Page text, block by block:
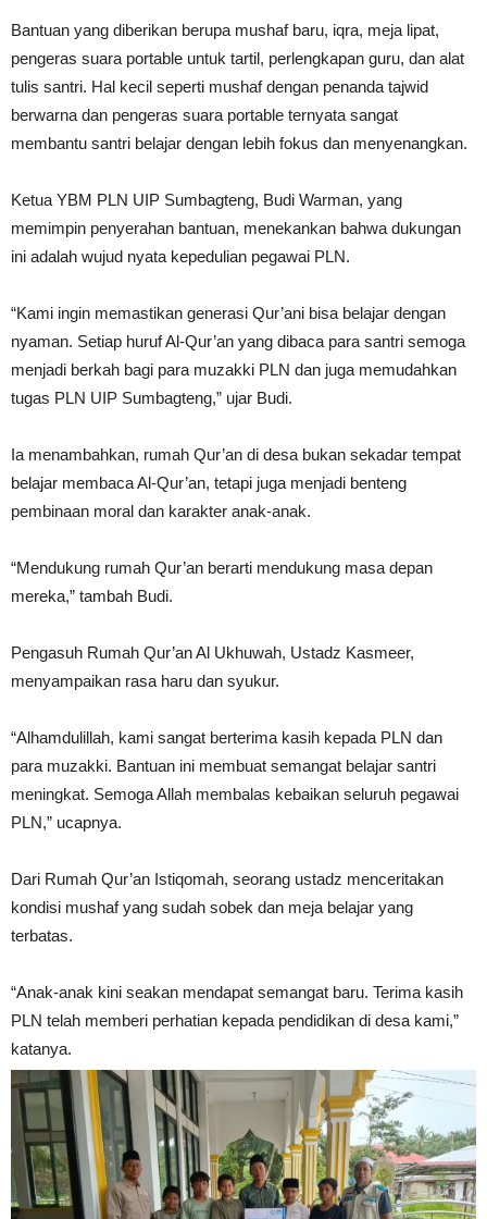
Bantuan yang diberikan berupa mushaf baru, iqra, meja lipat,
pengeras suara portable untuk tartil, perlengkapan guru, dan alat
tulis santri. Hal kecil seperti mushaf dengan penanda tajwid
berwarna dan pengeras suara portable ternyata sangat
membantu santri belajar dengan lebih fokus dan menyenangkan.
Ketua YBM PLN UIP Sumbagteng, Budi Warman, yang
memimpin penyerahan bantuan, menekankan bahwa dukungan
ini adalah wujud nyata kepedulian pegawai PLN.
“Kami ingin memastikan generasi Qur’ani bisa belajar dengan
nyaman. Setiap huruf Al-Qur’an yang dibaca para santri semoga
menjadi berkah bagi para muzakki PLN dan juga memudahkan
tugas PLN UIP Sumbagteng,” ujar Budi.
Ia menambahkan, rumah Qur’an di desa bukan sekadar tempat
belajar membaca Al-Qur’an, tetapi juga menjadi benteng
pembinaan moral dan karakter anak-anak.
“Mendukung rumah Qur’an berarti mendukung masa depan
mereka,” tambah Budi.
Pengasuh Rumah Qur’an Al Ukhuwah, Ustadz Kasmeer,
menyampaikan rasa haru dan syukur.
“Alhamdulillah, kami sangat berterima kasih kepada PLN dan
para muzakki. Bantuan ini membuat semangat belajar santri
meningkat. Semoga Allah membalas kebaikan seluruh pegawai
PLN,” ucapnya.
Dari Rumah Qur’an Istiqomah, seorang ustadz menceritakan
kondisi mushaf yang sudah sobek dan meja belajar yang
terbatas.
“Anak-anak kini seakan mendapat semangat baru. Terima kasih
PLN telah memberi perhatian kepada pendidikan di desa kami,”
katanya.